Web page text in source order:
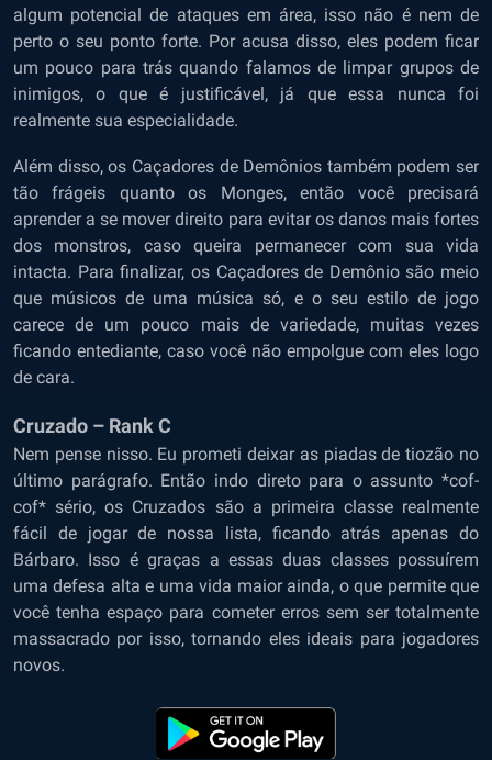
algum potencial de ataques em área, isso não é nem de
perto o seu ponto forte. Por acusa disso, eles podem ficar
um pouco para trás quando falamos de limpar grupos de
inimigos, o que é justificável, já que essa nunca foi
realmente sua especialidade.
Além disso, os Caçadores de Demônios também podem ser
tão frágeis quanto os Monges, então você precisará
aprender a se mover direito para evitar os danos mais fortes
dos monstros, caso queira permanecer com sua vida
intacta. Para finalizar, os Caçadores de Demônio são meio
que músicos de uma música só, e o seu estilo de jogo
carece de um pouco mais de variedade, muitas vezes
ficando entediante, caso você não empolgue com eles logo
de cara.
Cruzado – Rank C
Nem pense nisso. Eu prometi deixar as piadas de tiozão no
último parágrafo. Então indo direto para o assunto *cof-
cof* sério, os Cruzados são a primeira classe realmente
fácil de jogar de nossa lista, ficando atrás apenas do
Bárbaro. Isso é graças a essas duas classes possuírem
uma defesa alta e uma vida maior ainda, o que permite que
você tenha espaço para cometer erros sem ser totalmente
massacrado por isso, tornando eles ideais para jogadores
novos.